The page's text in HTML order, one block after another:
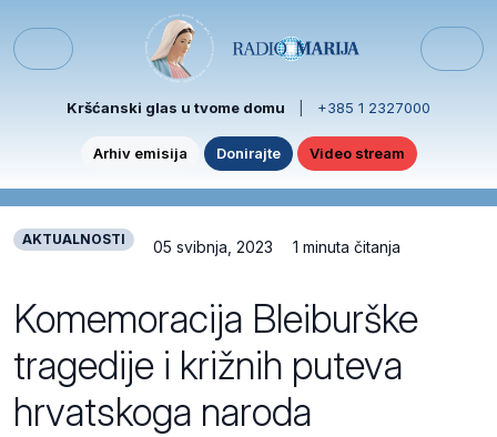
Menu
Kršćanski glas u tvome domu +385 1 2327000
Arhiv emisija Donirajte Video stream
AKTUALNOSTI 05 svibnja, 2023 1 minuta čitanja
Komemoracija Bleiburške
tragedije i križnih puteva
hrvatskoga naroda